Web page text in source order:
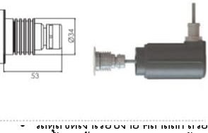
Emaux Terra-Lux Series High Power
ไฟสระว่ายน้ำ Terra-Lux สำหรั
ประหยัดพลังงาน สามารถใช้งา
สร้างความสว่างได้สูงจากแหล่งกำ
วัสดุ Stainless Steel AISI-316
วัสดุสีขัดเงาเรียบง่าย คลาสสิก สว